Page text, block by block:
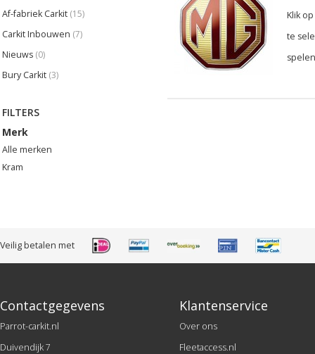
Af-fabriek Carkit (15)
Carkit Inbouwen (7)
Nieuws (0)
Bury Carkit (3)
FILTERS
Merk
Alle merken
Kram
Klik
te
Veilig betalen met
Contactgegevens
Parrot-carkit.nl
Duivendijk 7
Klantenservice
Over ons
Fleetaccess.nl